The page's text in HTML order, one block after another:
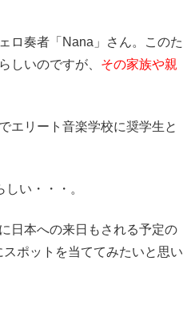
ロ奏者「Nana」さん。このた
しいのですが、 その家族や親
エリート音楽学校に奨学生と
しい・・・。
日本への来日もされる予定の
スポットを当ててみたいと思い